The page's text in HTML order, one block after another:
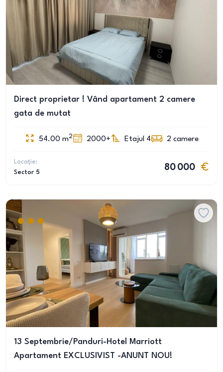
Direct proprietar ! Vând apartament 2 camere
gata de mutat
54.00 m2 2000+ Etajul 4 2 camere
Locație:
Sector 5
80 000
13 Septembrie/Panduri-Hotel Marriott
Apartament EXCLUSIVIST -ANUNT NOU!